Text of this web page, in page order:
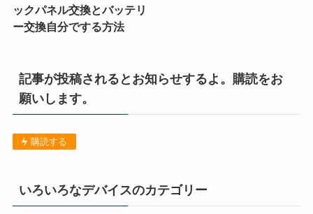
ックパネル交換とバッテリ
ー交換自分でする方法
記事が投稿されるとお知らせするよ。購読をお
願いします。
購読する
いろいろなデバイスのカテゴリー